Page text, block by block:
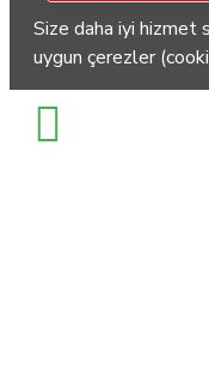
Size daha iyi hizmet
uygun çerezler